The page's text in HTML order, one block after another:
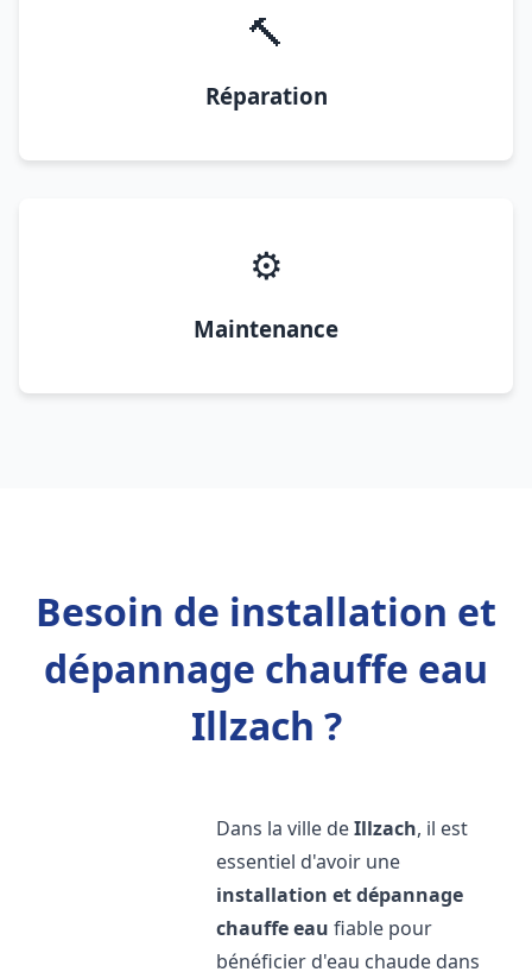
🔨
Réparation
⚙️
Maintenance
Besoin de installation et
dépannage chauffe eau
Illzach ?
Dans la ville deIllzach, il est
essentiel d'avoir une
installation et dépannage
chauffe eau fiable pour
bénéficier d'eau chaude dans